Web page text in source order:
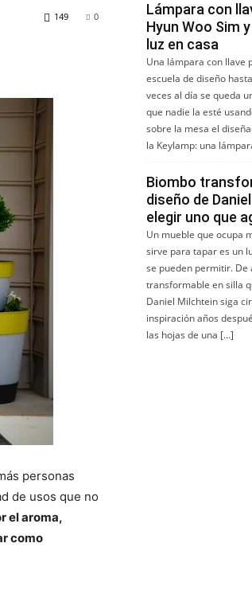
0
149
personas
de usos que no
el aroma,
como
Lámpara con
Hyun Woo Sim
luz en casa
Una lámpara con llave
escuela de diseño
veces al día se queda
que nadie la esté
sobre la mesa el
la Keylamp: una
Biombo
diseño de
elegir uno que
Un mueble que ocupa
sirve para tapar es un
se pueden permitir. De
transformable en silla
Daniel Milchtein siga
inspiración años
las hojas de una […]